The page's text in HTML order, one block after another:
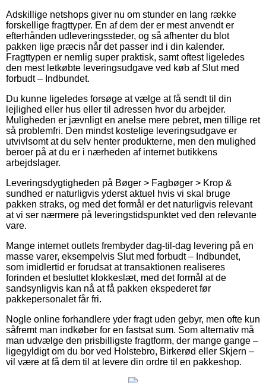
Adskillige netshops giver nu om stunder en lang række
forskellige fragttyper. En af dem der er mest anvendt er
efterhånden udleveringssteder, og så afhenter du blot
pakken lige præcis når det passer ind i din kalender.
Fragttypen er nemlig super praktisk, samt oftest ligeledes
den mest letkøbte leveringsudgave ved køb af Slut med
forbudt – Indbundet.
Du kunne ligeledes forsøge at vælge at få sendt til din
lejlighed eller hus eller til adressen hvor du arbejder.
Muligheden er jævnligt en anelse mere pebret, men tillige ret
så problemfri. Den mindst kostelige leveringsudgave er
utvivlsomt at du selv henter produkterne, men den mulighed
beroer på at du er i nærheden af internet butikkens
arbejdslager.
Leveringsdygtigheden på Bøger > Fagbøger > Krop &
sundhed er naturligvis yderst aktuel hvis vi skal bruge
pakken straks, og med det formål er det naturligvis relevant
at vi ser nærmere på leveringstidspunktet ved den relevante
vare.
Mange internet outlets frembyder dag-til-dag levering på en
masse varer, eksempelvis Slut med forbudt – Indbundet,
som imidlertid er forudsat at transaktionen realiseres
forinden et besluttet klokkeslæt, med det formål at de
sandsynligvis kan nå at få pakken ekspederet før
pakkepersonalet får fri.
Nogle online forhandlere yder fragt uden gebyr, men ofte kun
såfremt man indkøber for en fastsat sum. Som alternativ må
man udvælge den prisbilligste fragtform, der mange gange –
ligegyldigt om du bor ved Holstebro, Birkerød eller Skjern –
vil være at få dem til at levere din ordre til en pakkeshop.